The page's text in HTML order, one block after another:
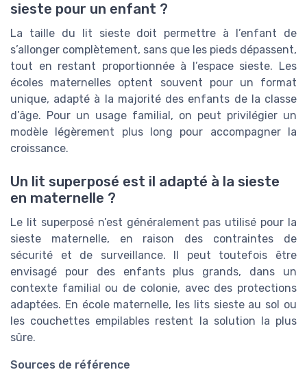
sieste pour un enfant ?
La taille du lit sieste doit permettre à l’enfant de
s’allonger complètement, sans que les pieds dépassent,
tout en restant proportionnée à l’espace sieste. Les
écoles maternelles optent souvent pour un format
unique, adapté à la majorité des enfants de la classe
d’âge. Pour un usage familial, on peut privilégier un
modèle légèrement plus long pour accompagner la
croissance.
Un lit superposé est il adapté à la sieste
en maternelle ?
Le lit superposé n’est généralement pas utilisé pour la
sieste maternelle, en raison des contraintes de
sécurité et de surveillance. Il peut toutefois être
envisagé pour des enfants plus grands, dans un
contexte familial ou de colonie, avec des protections
adaptées. En école maternelle, les lits sieste au sol ou
les couchettes empilables restent la solution la plus
sûre.
Sources de référence